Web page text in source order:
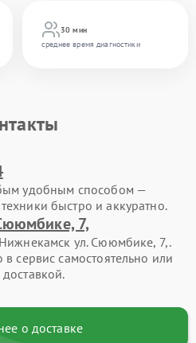
30 мин
среднее время диагностики
удобным способом —
быстро и аккуратно.
7,
ул. Сююмбике, 7,.
в сервис самостоятельно или
о доставке